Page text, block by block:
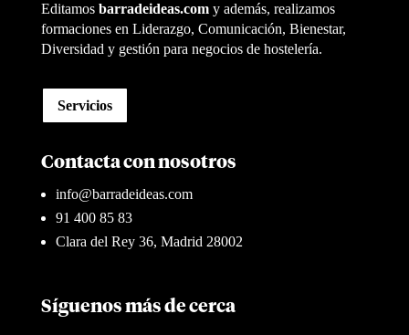
Editamosbarradeideas.com y además, realizamos
formaciones en Liderazgo, Comunicación, Bienestar,
Diversidad y gestión para negocios de hostelería.
Servicios
Contacta con nosotros
info@barradeideas.com
91 400 85 83
Clara del Rey 36, Madrid 28002
Síguenos más de cerca